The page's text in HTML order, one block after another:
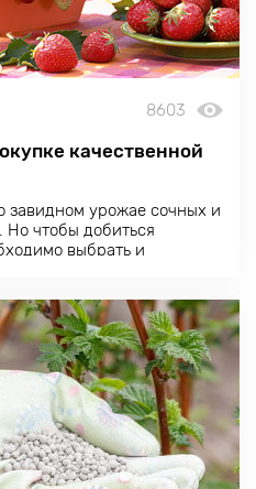
8603
качественной
завидном урожае сочных и
Но чтобы добиться
выбрать и